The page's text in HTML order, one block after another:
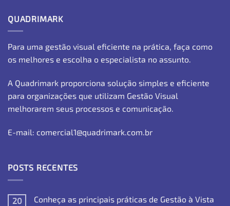
QUADRIMARK
Para uma gestão visual eficiente na prática, faça como
os melhores e escolha o especialista no assunto.
A Quadrimark proporciona solução simples e eficiente
para organizações que utilizam Gestão Visual
melhorarem seus processos e comunicação.
E-mail: comercial1@quadrimark.com.br
POSTS RECENTES
20 Conheça as principais práticas de Gestão à Vista